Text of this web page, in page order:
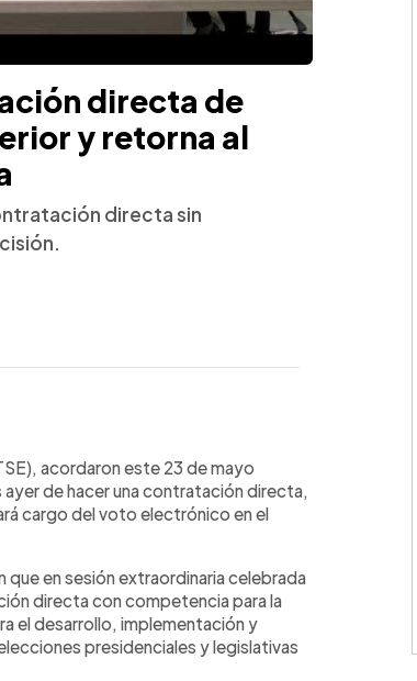
directa de
y retorna al
directa sin
acordaron este 23 de mayo
de hacer una contratación directa,
cargo del voto electrónico en el
en sesión extraordinaria celebrada
directa con competencia para la
el desarrollo, implementación y
presidenciales y legislativas